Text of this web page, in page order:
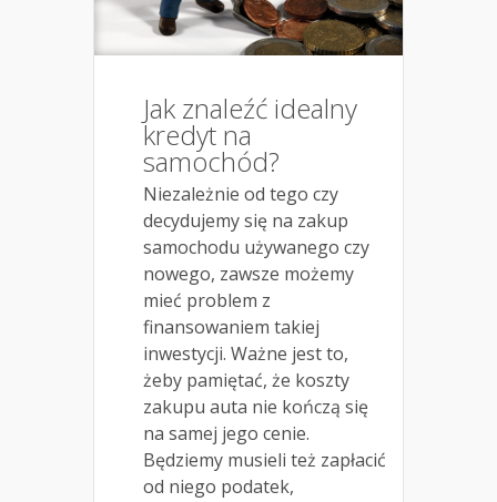
Jak znaleźć idealny
kredyt na
samochód?
Niezależnie od tego czy
decydujemy się na zakup
samochodu używanego czy
nowego, zawsze możemy
mieć problem z
finansowaniem takiej
inwestycji. Ważne jest to,
żeby pamiętać, że koszty
zakupu auta nie kończą się
na samej jego cenie.
Będziemy musieli też zapłacić
od niego podatek,